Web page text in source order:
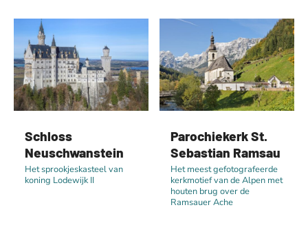
Schloss
Neuschwanstein
Het sprookjeskasteel van
koning Lodewijk II
Parochiekerk St.
Sebastian Ramsau
Het meest gefotografeerde
kerkmotief van de Alpen met
houten brug over de
Ramsauer Ache